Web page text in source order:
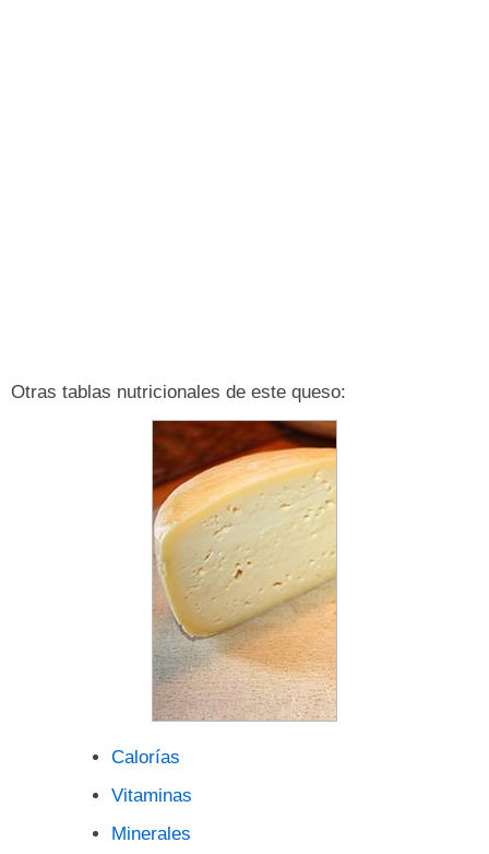
Otras tablas nutricionales de este queso:
Calorías
Vitaminas
Minerales